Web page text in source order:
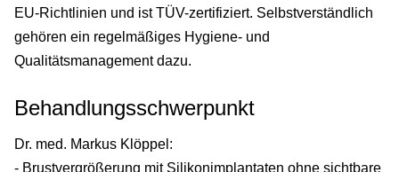
EU-Richtlinien und ist TÜV-zertifiziert. Selbstverständlich
gehören ein regelmäßiges Hygiene- und
Qualitätsmanagement dazu.
Behandlungsschwerpunkt
Dr. med. Markus Klöppel:
- Brustvergrößerung mit Silikonimplantaten ohne sichtbare